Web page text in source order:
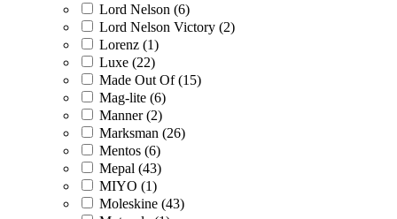
Lord Nelson (6)
Lord Nelson Victory (2)
Lorenz (1)
Luxe (22)
Made Out Of (15)
Mag-lite (6)
Manner (2)
Marksman (26)
Mentos (6)
Mepal (43)
MIYO (1)
Moleskine (43)